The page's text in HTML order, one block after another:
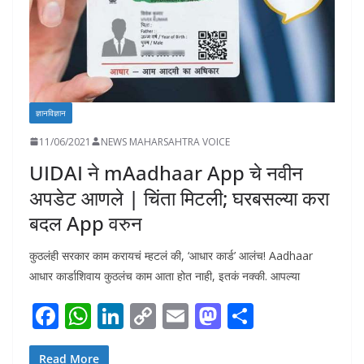
ज्ञानविज्ञान
11/06/2021 NEWS MAHARSAHTRA VOICE
UIDAI ने mAadhaar App चे नवीन
अपडेट आणले | चिंता मिटली; घरबसल्या करा
बदल App वरुन
कुठलंही सरकार काम करायचं म्हटलं की, ‘आधार कार्ड’ आलंच! Aadhaar
आधार कार्डाशिवाय कुठलंच काम आता होत नाही, इतकं नक्की. आपल्या
F
ac
W
h
Li C E M
Read More